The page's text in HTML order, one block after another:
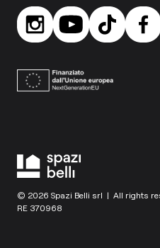
© 2026 Spazi Belli srl | All rights
RE 370968